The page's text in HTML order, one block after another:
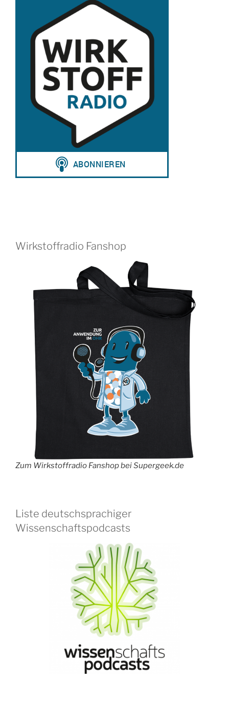
Wirkstoffradio Fanshop
Zum Wirkstoffradio Fanshop bei Supergeek.de
Liste deutschsprachiger
Wissenschaftspodcasts